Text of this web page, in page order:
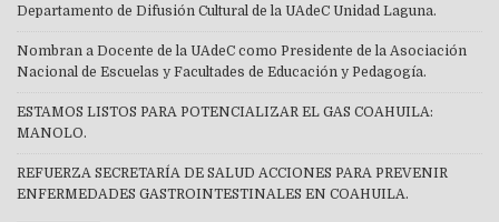
Departamento de Difusión Cultural de la UAdeC Unidad Laguna.
Nombran a Docente de la UAdeC como Presidente de la Asociación
Nacional de Escuelas y Facultades de Educación y Pedagogía.
ESTAMOS LISTOS PARA POTENCIALIZAR EL GAS COAHUILA:
MANOLO.
REFUERZA SECRETARÍA DE SALUD ACCIONES PARA PREVENIR
ENFERMEDADES GASTROINTESTINALES EN COAHUILA.